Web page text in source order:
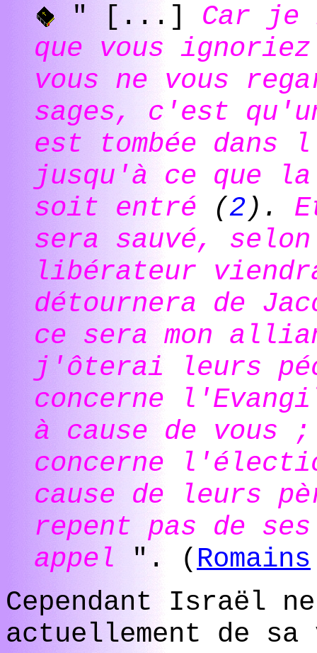
" [...]
Car je
que vous
vous ne vous
sages, c'est
est tombée dans
jusqu'à ce que
soit entré (2).
sera sauvé,
libérateur
détournera de
ce sera mon
j'ôterai leurs
concerne
à cause de vous
concerne
cause de leurs
repent pas de
appel
". (Romains
Cependant Israël
actuellement de